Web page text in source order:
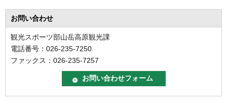
お問い合わせ
観光スポーツ部山岳高原観光課
電話番号：026-235-7250
ファックス：026-235-7257